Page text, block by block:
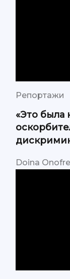
Репортажи
«Это была
Doina